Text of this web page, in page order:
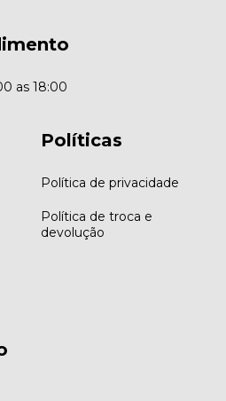
as 18:00
Políticas
Política de privacidade
Política de troca e
devolução